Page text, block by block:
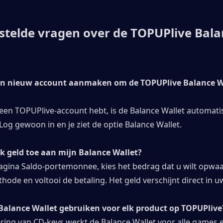
vragen over de TOPUPlive
nieuw account aanmaken om de TOPUPlive Balance
TOPUPlive-account hebt, is de Balance Wallet
gewoon in en je ziet de optie Balance Wallet.
geld toe aan mijn Balance Wallet?
Saldo-portemonnee, kies het bedrag dat u wilt
en voltooi de betaling. Het geld verschijnt direct in
Wallet gebruiken voor elk product op